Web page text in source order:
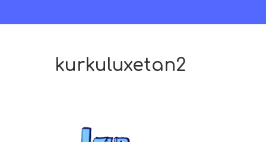
kurkuluxetan2